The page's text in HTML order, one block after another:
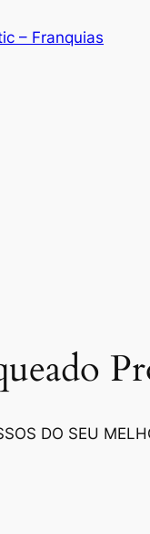
– Franquias
DO SEU